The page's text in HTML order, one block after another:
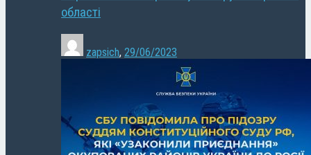
області
zapsich, 29/06/2023